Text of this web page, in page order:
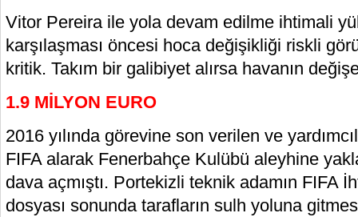
Vitor Pereira ile yola devam edilme ihtimali
karşılaşması öncesi hoca değişikliği riskli
kritik. Takım bir galibiyet alırsa havanın
1.9 MİLYON EURO
2016 yılında görevine son verilen ve
FIFA alarak Fenerbahçe Kulübü aleyhine
dava açmıştı. Portekizli teknik adamın FIFA
dosyası sonunda tarafların sulh yoluna